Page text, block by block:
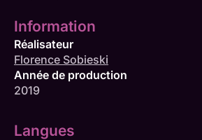
Information
Réalisateur
Florence Sobieski
Année de production
2019
Langues